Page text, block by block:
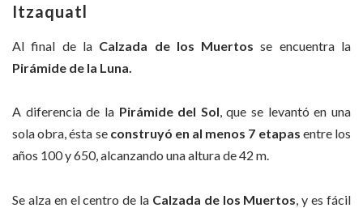
Itzaquatl
Al final de la Calzada de los Muertos se encuentra la
Pirámide de la Luna.
A diferencia de la Pirámide del Sol, que se levantó en una
sola obra, ésta seconstruyó en al menos 7 etapas entre los
años 100 y 650, alcanzando una altura de 42 m.
Se alza en el centro de la Calzada de los Muertos , y es fácil